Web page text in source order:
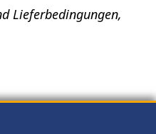
Lieferbedingungen,